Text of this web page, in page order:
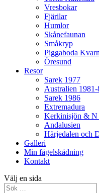
Vresbokar
Fjärilar
Humlor
Skånefaunan
Småkryp
Piggaboda Kvarn
Öresund
Resor
Sarek 1977
Australien 1981-
Sarek 1986
Extremadura
Kerkinisjön & N
Andalusien
Härjedalen och
Galleri
Min fågelskådning
Kontakt
Välj en sida